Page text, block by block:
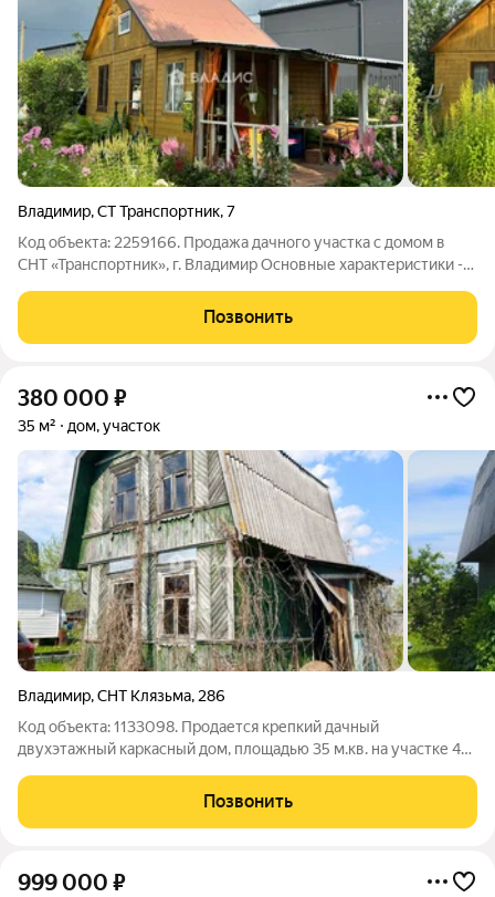
Владимир,СТ Транспортник,7
Код объекта: 2259166. Продажа дачного участка с домом в
СНТ «Транспортник», г. Владимир Основные характеристики -
вода, электричество - Тип сделки: прямая продажа от
собственника Описание
Позвонить
380 000 ₽
35 м² дом, участок
Владимир,СНТ Клязьма, 286
Код объекта: 1133098. Продается крепкий дачный
двухэтажный каркасный дом, площадью 35 м.кв. на участке 4
правильной формы, ровный, растут и плодоносят садовые
деревья и кустарники, вода в любое
Позвонить
999 000 ₽